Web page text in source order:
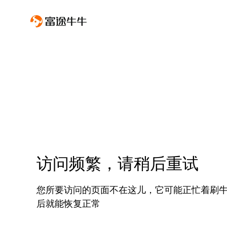
访问频繁，请稍后重试
您所要访问的页面不在这儿，它可能正忙着刷
后就能恢复正常